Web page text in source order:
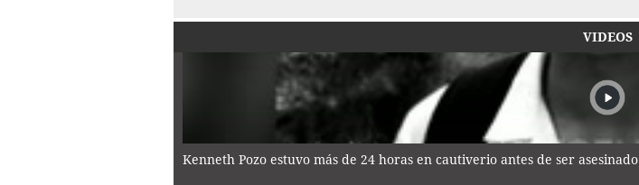
VIDEOS
Kenneth Pozo estuvo más de 24 horas en cautiverio antes de ser asesinado